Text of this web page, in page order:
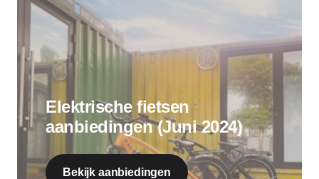
Elektrische fietsen
aanbiedingen (Juni 2024)
Bekijk aanbiedingen